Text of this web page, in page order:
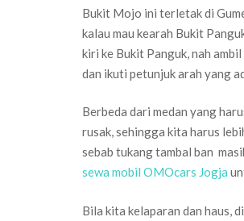
Bukit Mojo ini terletak di
kalau mau kearah Bukit
kiri ke Bukit Panguk, nah
dan ikuti petunjuk arah yang
Berbeda dari medan yang
rusak, sehingga kita harus
sebab tukang tambal ban
sewa mobil OMOcars Jogja
Bila kita kelaparan dan haus,